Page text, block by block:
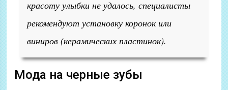
красоту улыбки не удалось, специалисты
рекомендуют установку коронок или
виниров (керамических пластинок).
Мода на черные зубы